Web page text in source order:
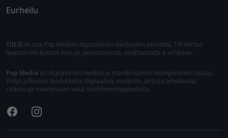
Eurheilu
Tilt.fi on osa Pop Median digitaalisten medioiden perhettä. Tilt kertoo
laajasti niin konsoli kuin pc-pelaamisesta, unohtamatta e-urheilua.
Pop Media on digitaalisen median ja markkinoinnin monipuolinen osaaja.
Yritys julkaisee laadukkaita digitaalisia medioita, tarjoaa tehokkaita
ratkaisuja mainontaan sekä markkinointipalveluita.
FacebookInstagram